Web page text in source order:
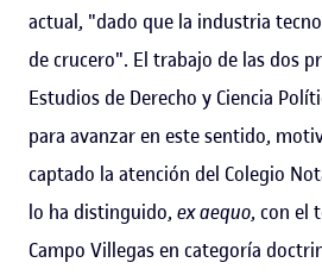
actual, "dado que la industria
de crucero". El trabajo de las dos
Estudios de Derecho y Ciencia
para avanzar en este sentido,
captado la atención del Colegio
lo ha distinguido, ex aequo, con el
Campo Villegas en categoría